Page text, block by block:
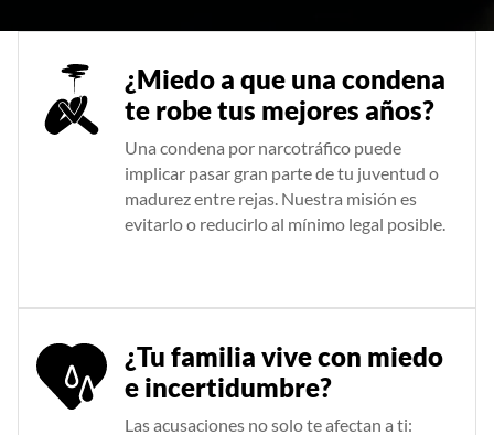
¿Miedo a que una condena
te robe tus mejores años?
Una condena por narcotráfico puede
implicar pasar gran parte de tu juventud o
madurez entre rejas. Nuestra misión es
evitarlo o reducirlo al mínimo legal posible.
¿Tu familia vive con miedo
e incertidumbre?
Las acusaciones no solo te afectan a ti: